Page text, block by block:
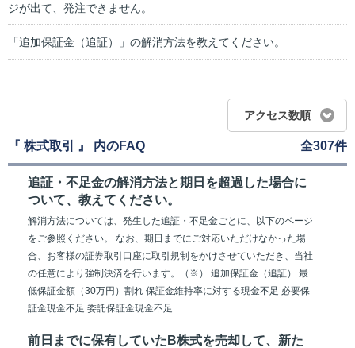
ジが出て、発注できません。
「追加保証金（追証）」の解消方法を教えてください。
アクセス数順
『 株式取引 』 内のFAQ 全307件
追証・不足金の解消方法と期日を超過した場合に
ついて、教えてください。
解消方法については、発生した追証・不足金ごとに、以下のページ
をご参照ください。 なお、期日までにご対応いただけなかった場
合、お客様の証券取引口座に取引規制をかけさせていただき、当社
の任意により強制決済を行います。（※） 追加保証金（追証） 最
低保証金額（30万円）割れ 保証金維持率に対する現金不足 必要保
証金現金不足 委託保証金現金不足 ...
前日までに保有していたB株式を売却して、新た